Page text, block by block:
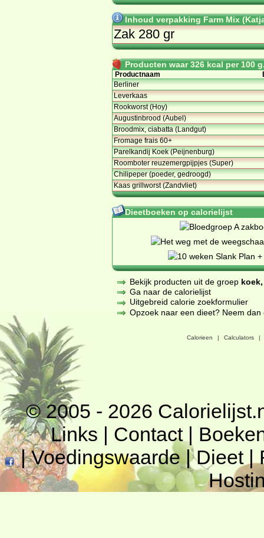
Inhoud verpakking Farm Mix
Zak 280 gr
Producten waar 326 kcal per 100
Productnaam
Berliner
Leverkaas
Rookworst (Hoy)
Augustinbrood (Aubel)
Broodmix, ciabatta (Landgut)
Fromage frais 60+
Parelkandij Koek (Peijnenburg)
Roomboter reuzemergpijpjes (Super)
Chilipeper (poeder, gedroogd)
Kaas grillworst (Zandvliet)
Dieetboeken op calorielijst
Bekijk producten uit de groep
Ga naar de calorielijst
Uitgebreid calorie zoekformulier
Opzoek naar een dieet? Neem
Calorieen | Calculators |
© 2005 - 2026
Links | Contact|
|Voedingswaarde|Dieet|